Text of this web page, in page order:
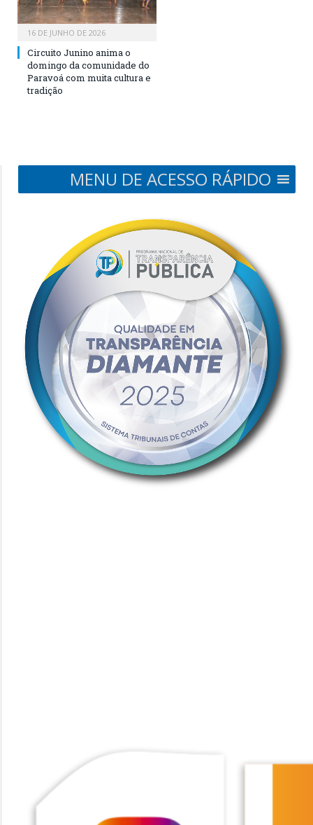
16 DE JUNHO DE 2026
Circuito Junino anima o
domingo da comunidade do
Paravoá com muita cultura e
tradição
MENU DE ACESSO RÁPIDO